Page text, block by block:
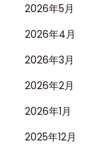
2026年5月
2026年4月
2026年3月
2026年2月
2026年1月
2025年12月